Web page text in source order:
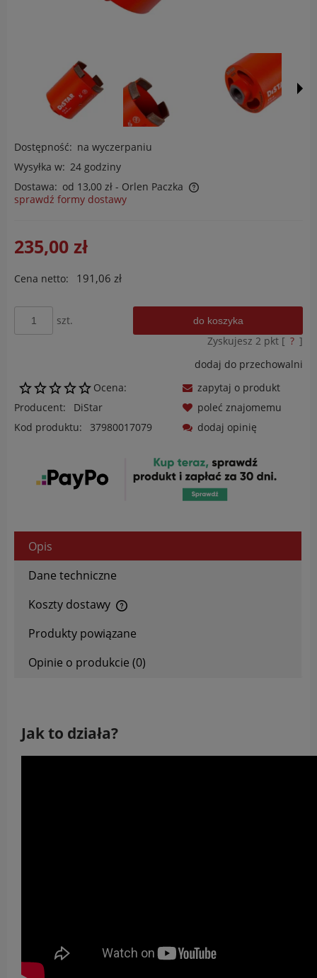
Dostępność: na wyczerpaniu
Wysyłka w: 24 godziny
Dostawa: od 13,00 zł - Orlen Paczka
Cena nie zawiera ewentualnych kosztów płatności
sprawdź formy dostawy
235,00 zł
Cena netto: 191,06 zł
szt. do koszyka
Zyskujesz 2 pkt [ ? ]
dodaj do przechowalni
Ocena:
Producent:
DiStar
Kod produktu:
37980017079
zapytaj o produkt
poleć znajomemu
dodaj opinię
Opis
Dane techniczne
Koszty dostawy
Produkty powiązane
Opinie o produkcie (0)
Jak to działa?